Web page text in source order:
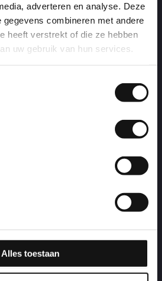
adverteren en analyse. Deze
gegevens combineren met andere
heeft verstrekt of die ze hebben
uw gebruik van hun services.
Alles toestaan